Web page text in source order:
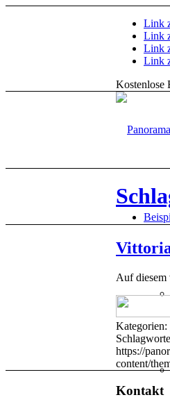
Link
Link
Link
Link
Kostenlose
Auf diesem
Kategorien:
https://
content/
Kontakt